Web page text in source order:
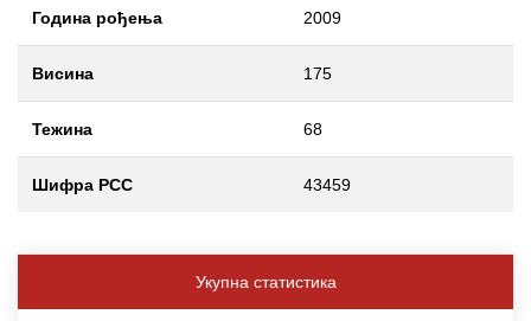
Година рођења 2009
Висина 175
Тежина 68
Шифра РСС 43459
Укупна статистика